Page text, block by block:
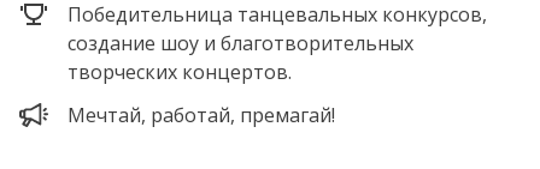
Победительница танцевальных конкурсов,
создание шоу и благотворительных
творческих концертов.
Мечтай, работай, премагай!